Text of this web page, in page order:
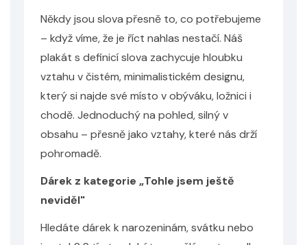
Někdy jsou slova přesně to, co potřebujeme
– když víme, že je říct nahlas nestačí. Náš
plakát s definicí slova zachycuje hloubku
vztahu v čistém, minimalistickém designu,
který si najde své místo v obýváku, ložnici i
chodě. Jednoduchý na pohled, silný v
obsahu – přesně jako vztahy, které nás drží
pohromadě.
Dárek z kategorie „Tohle jsem ještě
neviděl"
Hledáte dárek k narozeninám, svátku nebo